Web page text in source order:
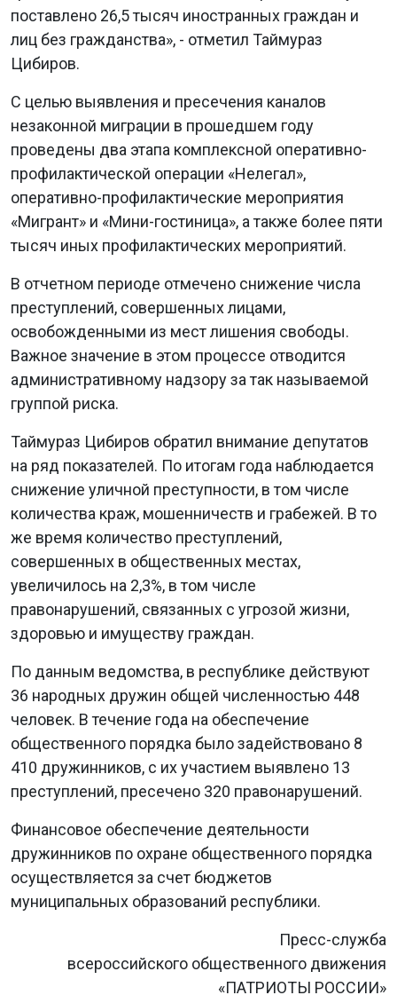
поставлено 26,5 тысяч иностранных граждан и
лиц без гражданства», - отметил Таймураз
Цибиров.
С целью выявления и пресечения каналов
незаконной миграции в прошедшем году
проведены два этапа комплексной оперативно-
профилактической операции «Нелегал»,
оперативно-профилактические мероприятия
«Мигрант» и «Мини-гостиница», а также более пяти
тысяч иных профилактических мероприятий.
В отчетном периоде отмечено снижение числа
преступлений, совершенных лицами,
освобожденными из мест лишения свободы.
Важное значение в этом процессе отводится
административному надзору за так называемой
группой риска.
Таймураз Цибиров обратил внимание депутатов
на ряд показателей. По итогам года наблюдается
снижение уличной преступности, в том числе
количества краж, мошенничеств и грабежей. В то
же время количество преступлений,
совершенных в общественных местах,
увеличилось на 2,3%, в том числе
правонарушений, связанных с угрозой жизни,
здоровью и имуществу граждан.
По данным ведомства, в республике действуют
36 народных дружин общей численностью 448
человек. В течение года на обеспечение
общественного порядка было задействовано 8
410 дружинников, с их участием выявлено 13
преступлений, пресечено 320 правонарушений.
Финансовое обеспечение деятельности
дружинников по охране общественного порядка
осуществляется за счет бюджетов
муниципальных образований республики.
Пресс-служба
всероссийского общественного движения
«ПАТРИОТЫ РОССИИ»